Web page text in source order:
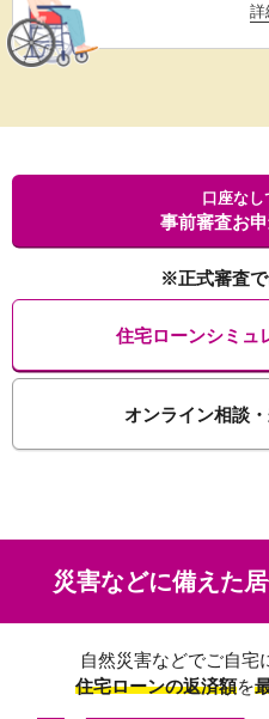
詳
口座なし
事前審査お
※正式審査
住宅ローンシミュ
オンライン相談
災害などに備えた
自然災害などでご自宅
住宅ローンの返済額を